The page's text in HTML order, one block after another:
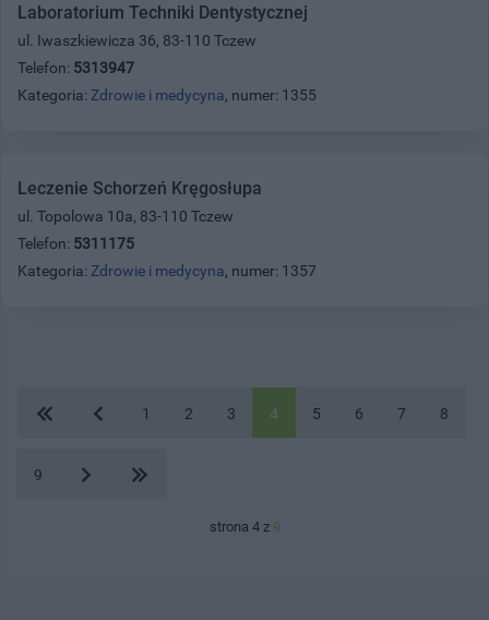
Laboratorium Techniki Dentystycznej
ul. Iwaszkiewicza 36, 83-110 Tczew
Telefon: 5313947
Kategoria: Zdrowie i medycyna, numer: 1355
Leczenie Schorzeń Kręgosłupa
ul. Topolowa 10a, 83-110 Tczew
Telefon: 5311175
Kategoria: Zdrowie i medycyna, numer: 1357
1 2 3 4 5 6 7 8
9
strona 4 z 9